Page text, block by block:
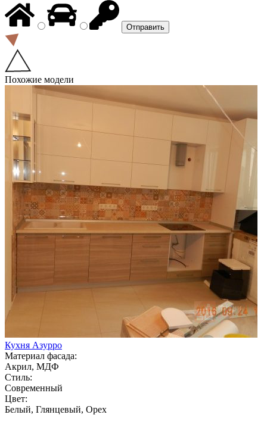
Похожие модели
Кухня Азурро
Материал фасада:
Акрил, МДФ
Стиль:
Современный
Цвет:
Белый, Глянцевый, Орех